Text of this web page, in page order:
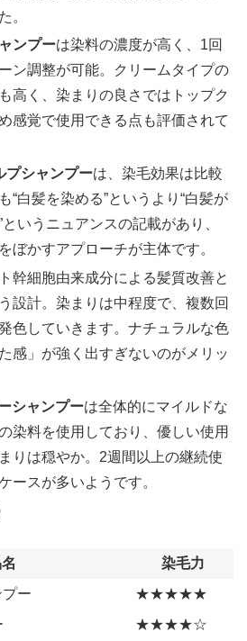
。
ンプーは染料の濃度が高く、1回
ン調整が可能。クリームタイプの
高く、染まりの良さではトップク
感覚で使用できる点も評価されて
プシャンプーは、染毛効果は比較
“白髪を染める”というより“白髪が
いうニュアンスの記載があり、
ぼかすアプローチが主体です。
幹細胞由来成分による髪質改善と
設計。染まりは中程度で、複数回
色していきます。ナチュラルな色
感」が強く出すぎないのがメリッ
シャンプーは全体的にマイルドな
染料を使用しており、優しい使用
りは穏やか。2週間以上の継続使
ースが多いようです。
染毛力
ー
★★★★★
★★★★☆